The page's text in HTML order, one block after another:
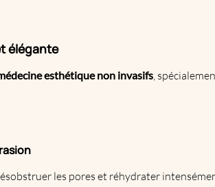
élégante
esthétique non invasifs ,
les pores et réhydrater